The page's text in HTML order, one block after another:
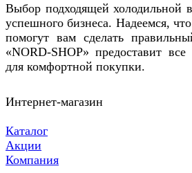
Выбор подходящей холодильной
успешного бизнеса. Надеемся,
помогут вам сделать
«NORD-SHOP» предоставит все
для комфортной покупки.
Интернет-магазин
Каталог
Акции
Компания